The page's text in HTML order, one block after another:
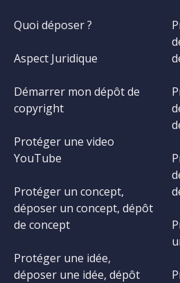
Quoi déposer ?
Aspect Juridique
Démarrer mon dépôt de
copyright
Protéger une video
YouTube
Protéger un concept,
déposer un concept, dépôt
de concept
Protéger une idée,
déposer une idée, dépôt